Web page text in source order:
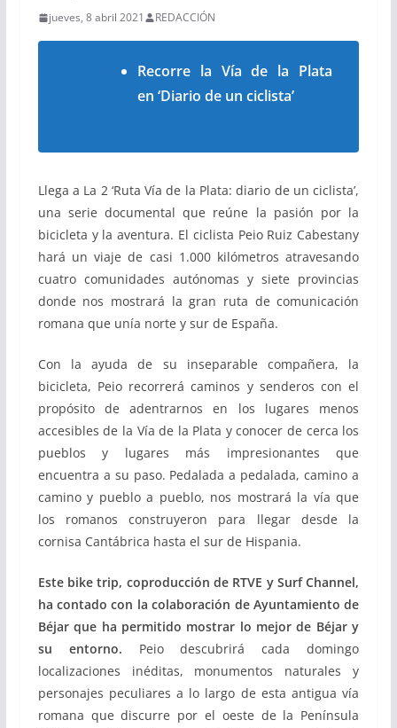
jueves, 8 abril 2021 REDACCIÓN
Recorre la Vía de la Plata
en ‘Diario de un ciclista’
Llega a La 2 ‘Ruta Vía de la Plata: diario de un ciclista’,
una serie documental que reúne la pasión por la
bicicleta y la aventura. El ciclista Peio Ruiz Cabestany
hará un viaje de casi 1.000 kilómetros atravesando
cuatro comunidades autónomas y siete provincias
donde nos mostrará la gran ruta de comunicación
romana que unía norte y sur de España.
Con la ayuda de su inseparable compañera, la
bicicleta, Peio recorrerá caminos y senderos con el
propósito de adentrarnos en los lugares menos
accesibles de la Vía de la Plata y conocer de cerca los
pueblos y lugares más impresionantes que
encuentra a su paso. Pedalada a pedalada, camino a
camino y pueblo a pueblo, nos mostrará la vía que
los romanos construyeron para llegar desde la
cornisa Cantábrica hasta el sur de Hispania.
Este bike trip, coproducción de RTVE y Surf Channel,
ha contado con la colaboración de Ayuntamiento de
Béjar que ha permitido mostrar lo mejor de Béjar y
su entorno. Peio descubrirá cada domingo
localizaciones inéditas, monumentos naturales y
personajes peculiares a lo largo de esta antigua vía
romana que discurre por el oeste de la Península